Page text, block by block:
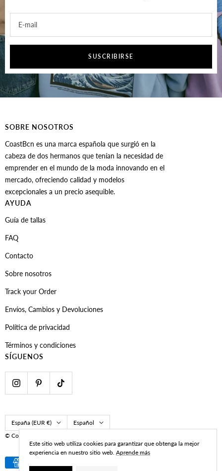
E-mail
SUSCRIBIRSE
SOBRE NOSOTROS
CoastBcn es una marca española que surgió en la
cabeza de dos hermanos que tenían la necesidad de
emprender en el mundo de la moda innovando en el
mercado, ofreciendo calidad y modelos
excepcionales a un precio asequible.
AYUDA
Guía de tallas
FAQ
Contacto
Sobre nosotros
Track your Order
Envíos, Cambios y Devoluciones
Política de privacidad
Términos y condiciones
SÍGUENOS
País/región
España (EUR €) Idioma
Español
© CoastBcn
Este sitio web utiliza cookies para garantizar que obtenga la mejor
experiencia en nuestro sitio web. Aprende más